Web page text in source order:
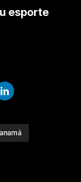
esporte